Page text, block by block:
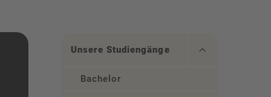
Unsere Studiengänge
Bachelor